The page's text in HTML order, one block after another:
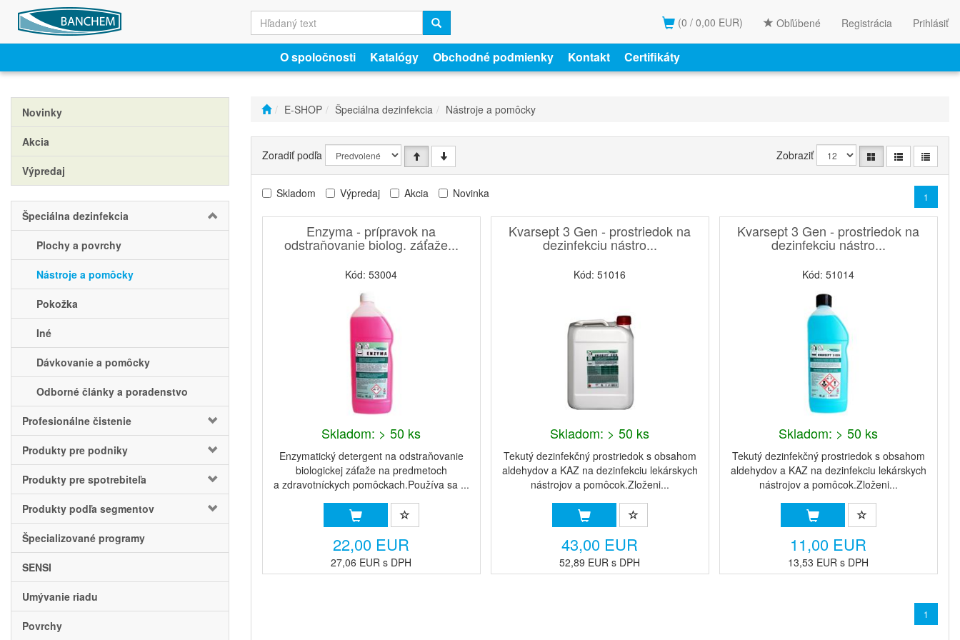
Registrácia Prihlásiť
(0 / 0,00 EUR) Obľúbené
O spoločnosti Katalógy Obchodné podmienky Kontakt Certifikáty
Novinky
Akcia
Výpredaj
Špeciálna dezinfekcia
Plochy a povrchy
Nástroje a pomôcky
Pokožka
Iné
Dávkovanie a pomôcky
Odborné články a poradenstvo
Profesionálne čistenie
Produkty pre podniky
Produkty pre spotrebiteľa
Produkty podľa segmentov
Špecializované programy
SENSI
Umývanie riadu
Povrchy
E-SHOP Špeciálna dezinfekcia Nástroje a pomôcky
Zoradiť podľa Zobraziť
Skladom Výpredaj Akcia Novinka 1
Enzyma - prípravok na
odstraňovanie biolog. záťaže...
Kód: 53004
Skladom: > 50 ks
Enzymatický detergent na odstraňovanie
biologickej záťaže na predmetoch
a zdravotníckych pomôckach.Používa sa ...
22,00 EUR
27,06 EUR s DPH
Kvarsept 3 Gen - prostriedok na
dezinfekciu nástro...
Kód: 51016
Skladom: > 50 ks
Tekutý dezinfekčný prostriedok s obsahom
aldehydov a KAZ na dezinfekciu lekárskych
nástrojov a pomôcok.Zloženi...
43,00 EUR
52,89 EUR s DPH
Kvarsept 3 Gen - prostriedok na
dezinfekciu nástro...
Kód: 51014
Skladom: > 50 ks
Tekutý dezinfekčný prostriedok s obsahom
aldehydov a KAZ na dezinfekciu lekárskych
nástrojov a pomôcok.Zloženi...
11,00 EUR
13,53 EUR s DPH
1